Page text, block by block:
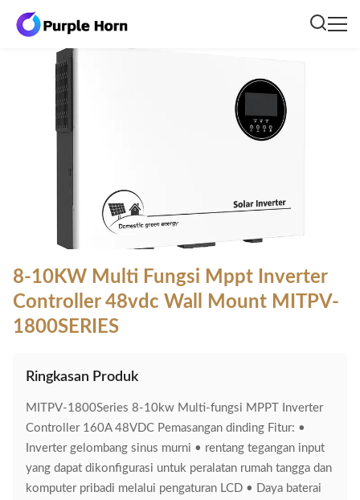
8-10KW Multi Fungsi Mppt Inverter
Controller 48vdc Wall Mount MITPV-
1800SERIES
Ringkasan Produk
MITPV-1800Series 8-10kw Multi-fungsi MPPT Inverter
Controller 160A 48VDC Pemasangan dinding Fitur: •
Inverter gelombang sinus murni • rentang tegangan input
yang dapat dikonfigurasi untuk peralatan rumah tangga dan
komputer pribadi melalui pengaturan LCD • Daya baterai